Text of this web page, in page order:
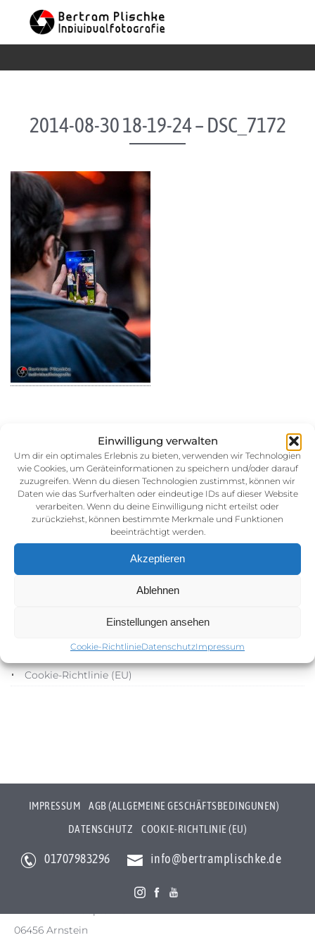
Einwilligung verwalten
Um dir ein optimales Erlebnis zu bieten, verwenden wir Technologien
wie Cookies, um Geräteinformationen zu speichern und/oder darauf
zuzugreifen. Wenn du diesen Technologien zustimmst, können wir
Daten wie das Surfverhalten oder eindeutige IDs auf dieser Website
verarbeiten. Wenn du deine Einwilligung nicht erteilst oder
zurückziehst, können bestimmte Merkmale und Funktionen
beeinträchtigt werden.
Akzeptieren
Ablehnen
Einstellungen ansehen
Cookie-RichtlinieDatenschutzImpressum
Skip to content
2014-08-30 18-19-24 – DSC_7172
30. August 2014
Kategorie:
AGB (Allgemeine Geschäftsbedingunen)
Datenschutz
Cookie-Richtlinie (EU)
IMPRESSUM
AGB (ALLGEMEINE GESCHÄFTSBEDINGUNEN)
DATENSCHUTZ
COOKIE-RICHTLINIE (EU)
01707983296 info@bertramplischke.de
Bertram Plischke Individualfotografie
06456 Arnstein